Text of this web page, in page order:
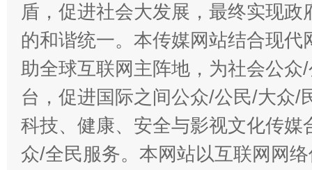
盾，促进社会大发展，最终实现
的和谐统一。本传媒网站结合现
助全球互联网主阵地，为社会公
台，促进国际之间公众/公民/大众/
科技、健康、安全与影视文化传
众/全民服务。本网站以互联网网